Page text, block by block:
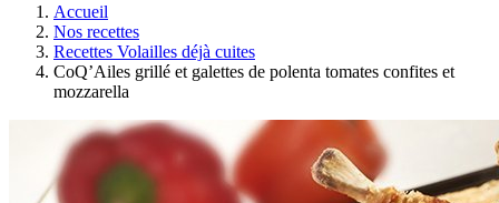
Accueil
Nos recettes
Recettes Volailles déjà cuites
CoQ’Ailes grillé et galettes de polenta tomates confites et
mozzarella